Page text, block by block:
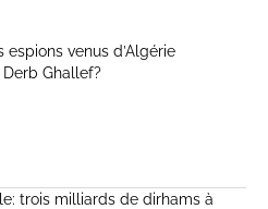
espions venus d’Algérie
Ghallef?
trois milliards de dirhams à